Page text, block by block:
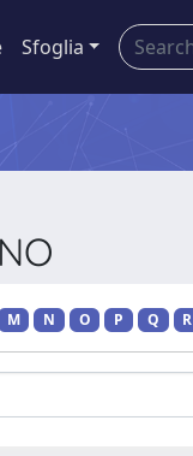
Sfoglia
M N O P Q R